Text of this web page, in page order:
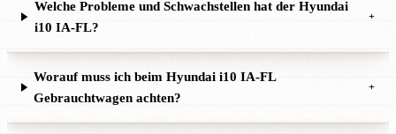
Welche Probleme und Schwachstellen hat der Hyundai
i10 IA-FL?
+
Worauf muss ich beim Hyundai i10 IA-FL
Gebrauchtwagen achten?
+